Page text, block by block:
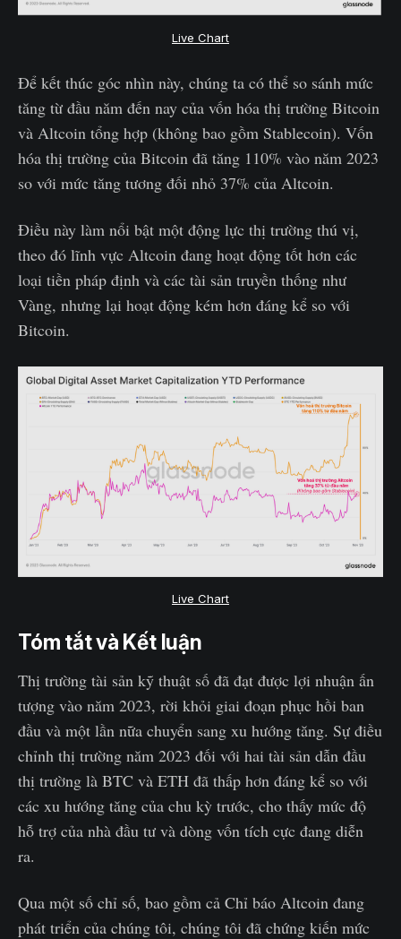
Live Chart
Để kết thúc góc nhìn này, chúng ta có thể so sánh mức
tăng từ đầu năm đến nay của vốn hóa thị trường Bitcoin
và Altcoin tổng hợp (không bao gồm Stablecoin). Vốn
hóa thị trường của Bitcoin đã tăng 110% vào năm 2023
so với mức tăng tương đối nhỏ 37% của Altcoin.
Điều này làm nổi bật một động lực thị trường thú vị,
theo đó lĩnh vực Altcoin đang hoạt động tốt hơn các
loại tiền pháp định và các tài sản truyền thống như
Vàng, nhưng lại hoạt động kém hơn đáng kể so với
Bitcoin.
Live Chart
Tóm tắt và Kết luận
Thị trường tài sản kỹ thuật số đã đạt được lợi nhuận ấn
tượng vào năm 2023, rời khỏi giai đoạn phục hồi ban
đầu và một lần nữa chuyển sang xu hướng tăng. Sự điều
chỉnh thị trường năm 2023 đối với hai tài sản dẫn đầu
thị trường là BTC và ETH đã thấp hơn đáng kể so với
các xu hướng tăng của chu kỳ trước, cho thấy mức độ
hỗ trợ của nhà đầu tư và dòng vốn tích cực đang diễn
ra.
Qua một số chỉ số, bao gồm cả Chỉ báo Altcoin đang
phát triển của chúng tôi, chúng tôi đã chứng kiến mức